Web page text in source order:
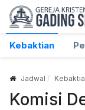
Kebaktian
Jadwal
Komisi